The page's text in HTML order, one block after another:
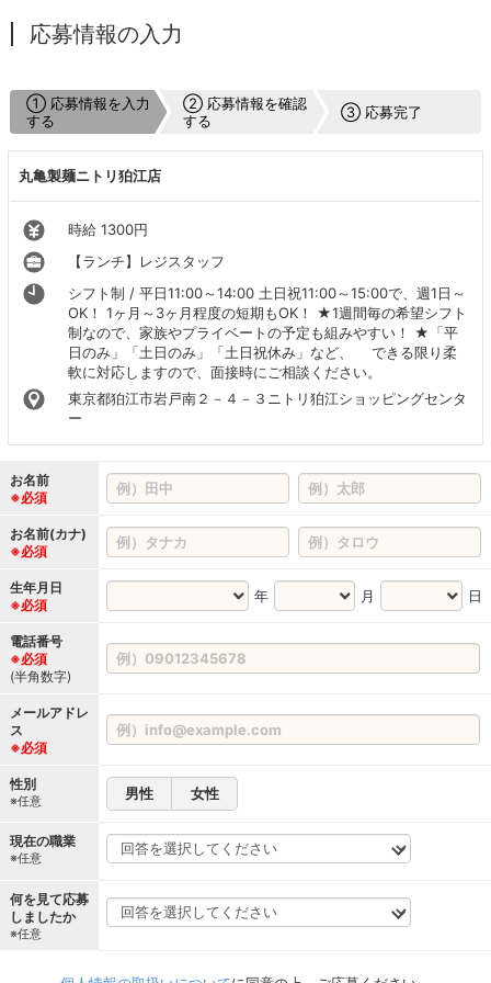
応募情報の入力
① 応募情報を入力
する
② 応募情報を確認
する
③ 応募完了
丸亀製麺ニトリ狛江店
時給 1300円
【ランチ】レジスタッフ
シフト制 / 平日11:00～14:00 土日祝11:00～15:00で、週1日～
OK！ 1ヶ月～3ヶ月程度の短期もOK！ ★1週間毎の希望シフト
制なので、家族やプライベートの予定も組みやすい！ ★「平
日のみ」「土日のみ」「土日祝休み」など、 できる限り柔
軟に対応しますので、面接時にご相談ください。
東京都狛江市岩戸南２－４－３ニトリ狛江ショッピングセンタ
ー
お名前
※必須
お名前(カナ)
※必須
生年月日
※必須
年 月 日
電話番号
※必須
(半角数字)
メールアドレ
ス
※必須
性別
※任意 男性 女性
現在の職業
※任意
何を見て応募
しましたか
※任意